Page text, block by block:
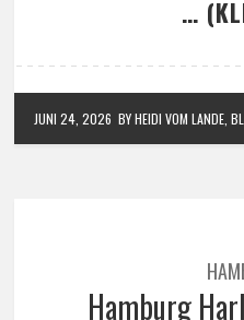
…
JUNI 24, 2026 BY HEIDI VOM LANDE,
Hamburg